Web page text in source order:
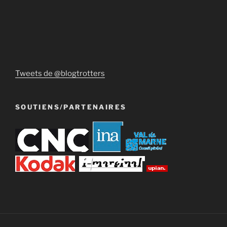
Tweets de @blogtrotters
SOUTIENS/PARTENAIRES